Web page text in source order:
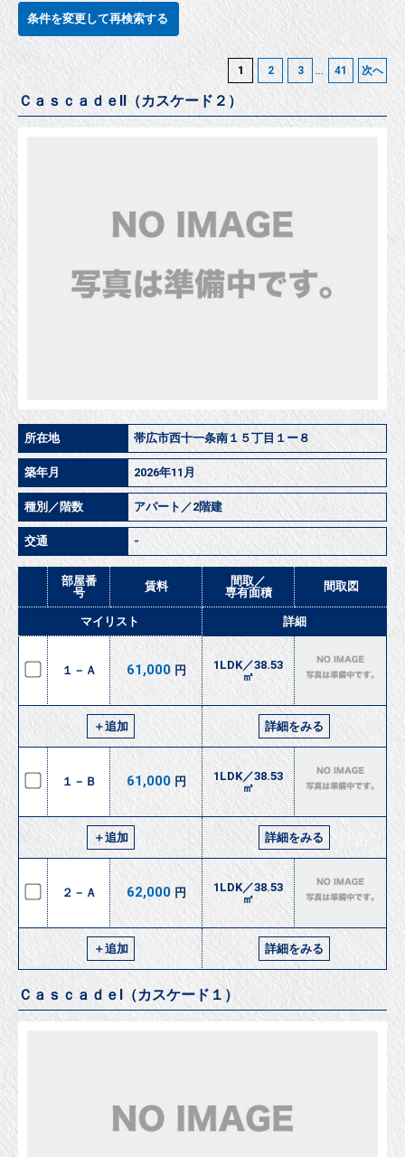
条件を変更して再検索する
1 2 3 ... 41 次へ
ＣａｓｃａｄｅⅡ（カスケード２）
所在地 帯広市西十一条南１５丁目１ー８
築年月 2026年11月
種別／階数 アパート／2階建
交通 -
部屋番
号
賃料
間取／
専有面積
間取図
マイリスト 詳細
１－Ａ 61,000 円
1LDK／38.53
㎡
＋追加 詳細をみる
１－Ｂ 61,000 円
1LDK／38.53
㎡
＋追加 詳細をみる
２－Ａ 62,000 円
1LDK／38.53
㎡
＋追加 詳細をみる
ＣａｓｃａｄｅⅠ（カスケード１）